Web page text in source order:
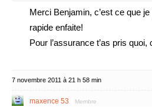
Merci Benjamin, c’est ce que
rapide enfaite!
Pour l’assurance t’as pris quoi,
7 novembre 2011 à 21 h 58 min
maxence 53 Membre